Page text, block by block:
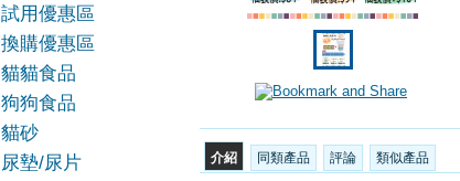
試用優惠區
換購優惠區
貓貓食品
狗狗食品
貓砂
尿墊/尿片
介紹 同類產品 評論 類似產品